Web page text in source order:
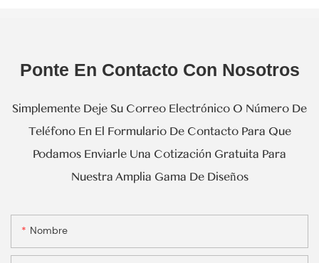
Ponte En Contacto Con Nosotros
Simplemente Deje Su Correo Electrónico O Número De
Teléfono En El Formulario De Contacto Para Que
Podamos Enviarle Una Cotización Gratuita Para
Nuestra Amplia Gama De Diseños
Nombre